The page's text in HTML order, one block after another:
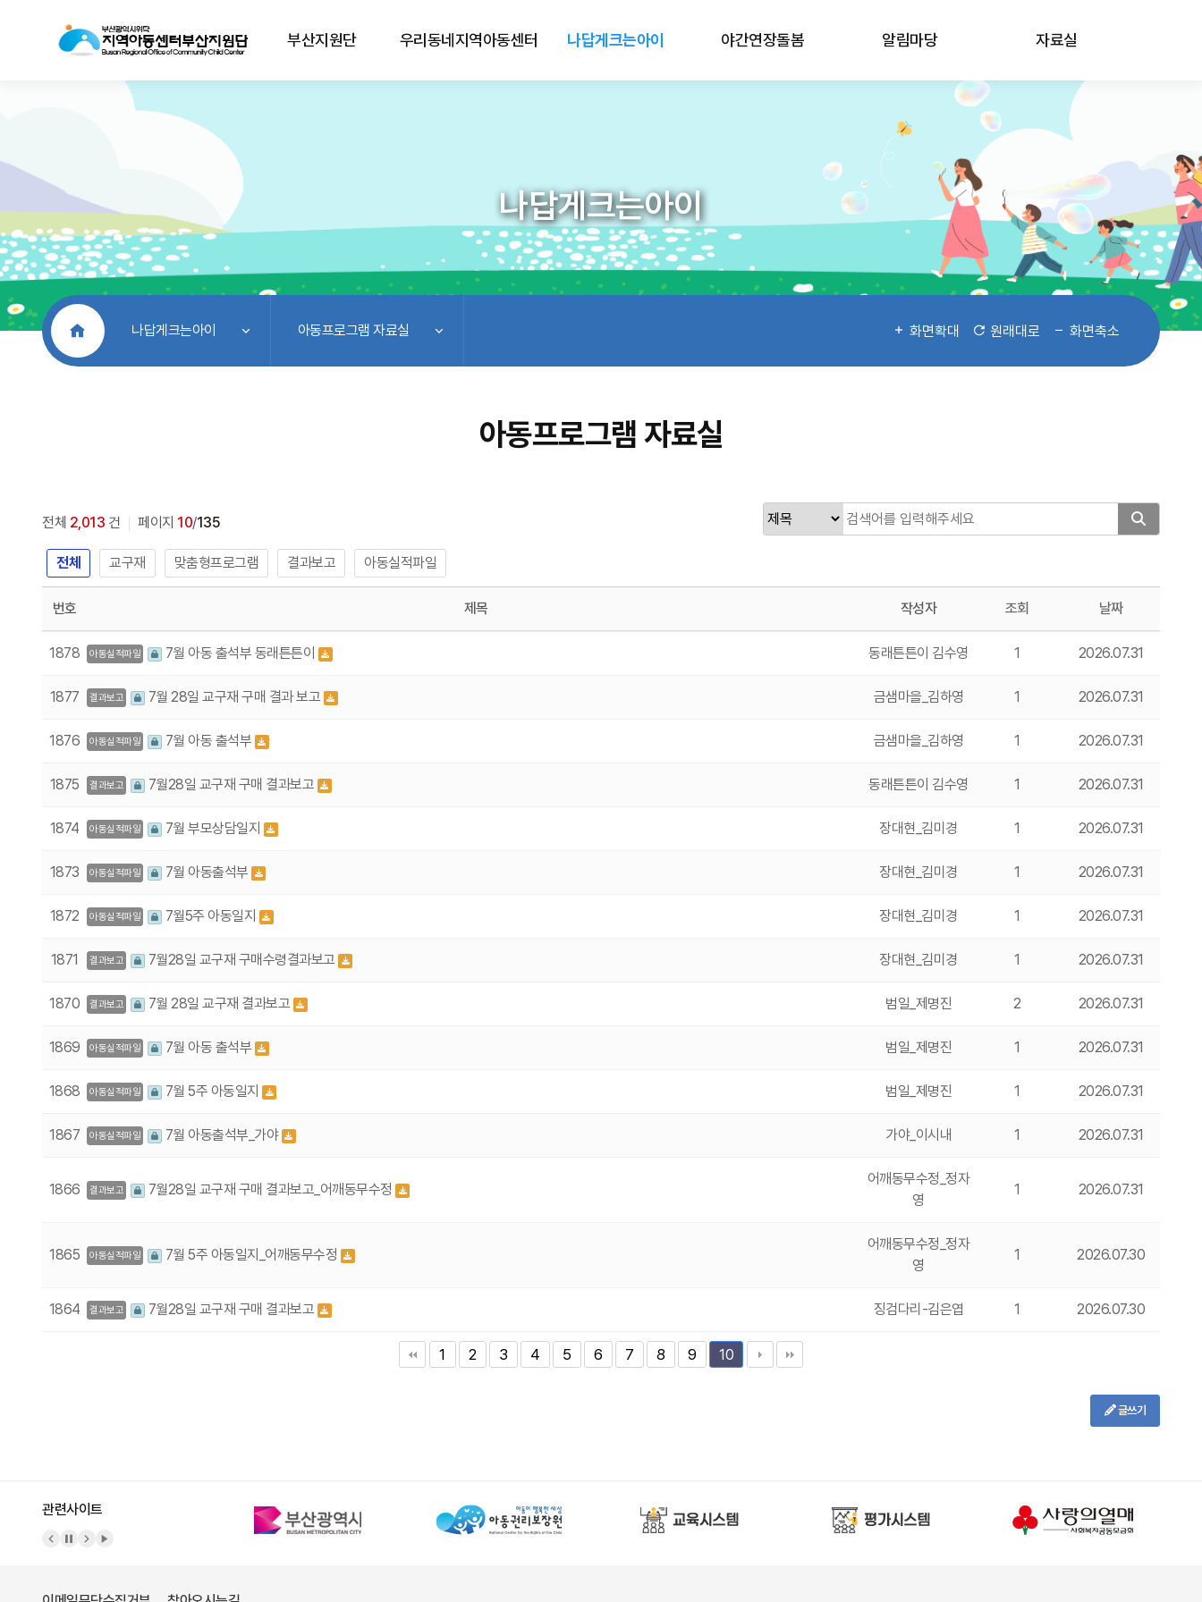
부산지원단 우리동네지역아동센터 나답게크는아이 야간연장돌봄 알림마당 자료실
나답게크는아이
처음으로나답게크는아이 아동프로그램 자료실 화면확대 원래대로 화면축소
아동프로그램 자료실
전체 2,013 건 페이지 10/135
전체 교구재 맞춤형프로그램 결과보고 아동실적파일
번호 제목 작성자 조회 날짜
1878 아동실적파일 7월 아동 출석부 동래튼튼이 동래튼튼이 김수영 1 2026.07.31
1877 결과보고 7월 28일 교구재 구매 결과 보고 금샘마을_김하영 1 2026.07.31
1876 아동실적파일 7월 아동 출석부 금샘마을_김하영 1 2026.07.31
1875 결과보고 7월28일 교구재 구매 결과보고 동래튼튼이 김수영 1 2026.07.31
1874 아동실적파일 7월 부모상담일지 장대현_김미경 1 2026.07.31
1873 아동실적파일 7월 아동출석부 장대현_김미경 1 2026.07.31
1872 아동실적파일 7월5주 아동일지 장대현_김미경 1 2026.07.31
1871 결과보고 7월28일 교구재 구매수령결과보고 장대현_김미경 1 2026.07.31
1870 결과보고 7월 28일 교구재 결과보고 범일_제명진 2 2026.07.31
1869 아동실적파일 7월 아동 출석부 범일_제명진 1 2026.07.31
1868 아동실적파일 7월 5주 아동일지 범일_제명진 1 2026.07.31
1867 아동실적파일 7월 아동출석부_가야 가야_이시내 1 2026.07.31
1866 결과보고 7월28일 교구재 구매 결과보고_어깨동무수정
어깨동무수정_정자
영
1 2026.07.31
1865 아동실적파일 7월 5주 아동일지_어깨동무수정
어깨동무수정_정자
영
1 2026.07.30
1864 결과보고 7월28일 교구재 구매 결과보고 징검다리-김은엽 1 2026.07.30
1 2 3 4 5 6 7 8 9 10
글쓰기
관련사이트